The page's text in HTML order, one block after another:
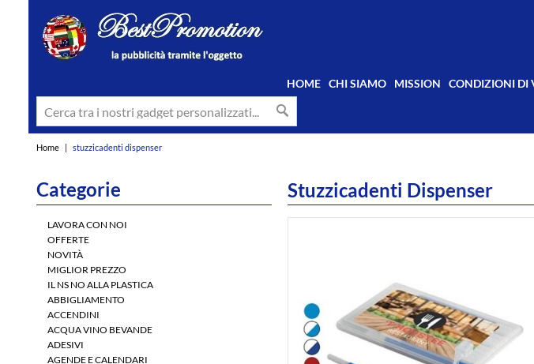
HOME CHI SIAMO MISSION CONDIZIONI DI
Home | stuzzicadenti dispenser
Stuzzicadenti Dispenser
Categorie
LAVORA CON NOI
OFFERTE
NOVITÀ
MIGLIOR PREZZO
IL NS NO ALLA PLASTICA
ABBIGLIAMENTO
ACCENDINI
ACQUA VINO BEVANDE
ADESIVI
AGENDE E CALENDARI